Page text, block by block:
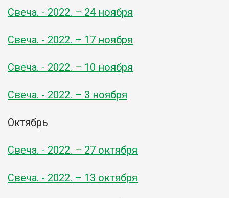
Свеча. - 2022. – 24 ноября
Свеча. - 2022. – 17 ноября
Свеча. - 2022. – 10 ноября
Свеча. - 2022. – 3 ноября
Октябрь
Свеча. - 2022. – 27 октября
Свеча. - 2022. – 13 октября